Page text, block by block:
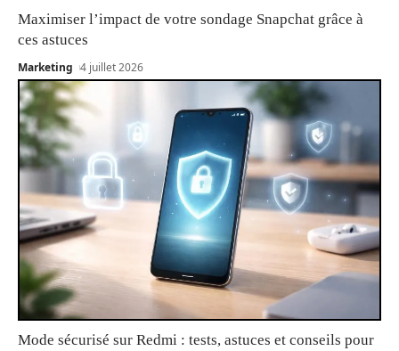
Maximiser l’impact de votre sondage Snapchat grâce à
ces astuces
Marketing 4 juillet 2026
Mode sécurisé sur Redmi : tests, astuces et conseils pour